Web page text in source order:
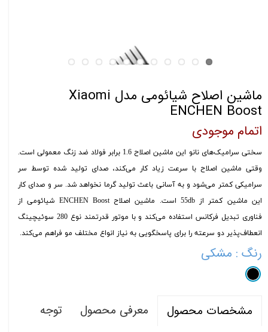
ماشین اصلاح شیائومی مدل Xiaomi
ENCHEN Boost
اتمام موجودی
سختی سرامیک‌های نانو این ماشین اصلاح 1.6 برابر فولاد ضد زنگ معمولی است.
وقتی ماشین اصلاح با سرعت زیاد کار می‌کند، صدای تولید شده توسط سر
سرامیکی کمتر می‌شود و به آسانی باعث تولید گرما نخواهد شد. سر و صدای کار
این ماشین کمتر از 55db است. ماشین اصلاح ENCHEN Boost شیائومی از
فناوری تبدیل فرکانس استفاده می‌کند و با موتور قدرتمند نوع 280 سوئیچینگ
انعطاف‌پذیر دو سرعته را برای پاسخگویی به نیاز انواع مختلف مو فراهم می‌کند.
رنگ : مشکی
مشخصات محصول معرفی محصول
توجه